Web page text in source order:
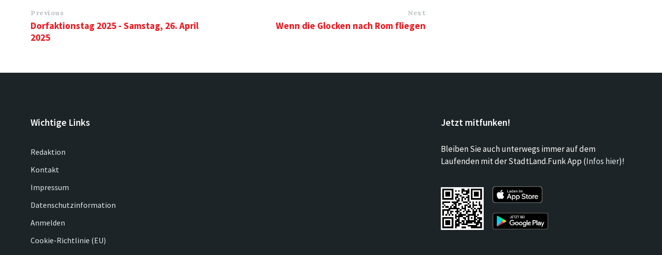
Previous
Dorfaktionstag 2025 - Samstag, 26. April
2025
Next
Wenn die Glocken nach Rom fliegen
Wichtige Links
Redaktion
Kontakt
Impressum
Datenschutzinformation
Anmelden
Cookie-Richtlinie (EU)
Jetzt mitfunken!
Bleiben Sie auch unterwegs immer auf dem
Laufenden mit der StadtLand.Funk App (Infos hier)!